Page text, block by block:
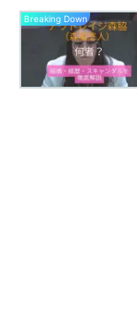
Breaking Down